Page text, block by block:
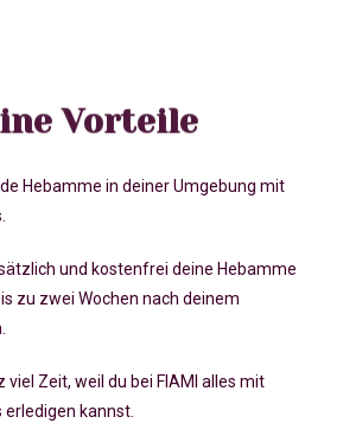
Vorteile
Hebamme in deiner Umgebung mit
und kostenfrei deine Hebamme
zu zwei Wochen nach deinem
viel Zeit, weil du bei FIAMI alles mit
erledigen kannst.